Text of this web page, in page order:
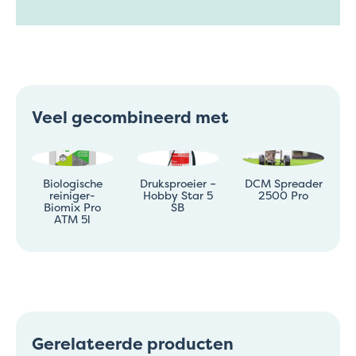
Veel gecombineerd met
Biologische
reiniger-
Biomix Pro
ATM 5l
Druksproeier –
Hobby Star 5
SB
DCM Spreader
2500 Pro
Gerelateerde producten